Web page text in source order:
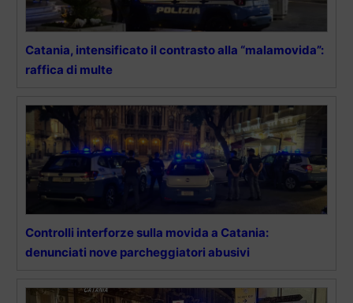
Catania, intensificato il contrasto alla “malamovida”:
raffica di multe
Controlli interforze sulla movida a Catania:
denunciati nove parcheggiatori abusivi